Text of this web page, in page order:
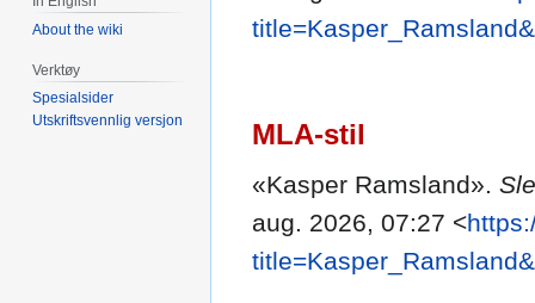
MLA-stil
«Kasper Ramsland».
aug. 2026, 07:27 <
About the wiki
Verktøy
Spesialsider
Utskriftsvennlig versjon